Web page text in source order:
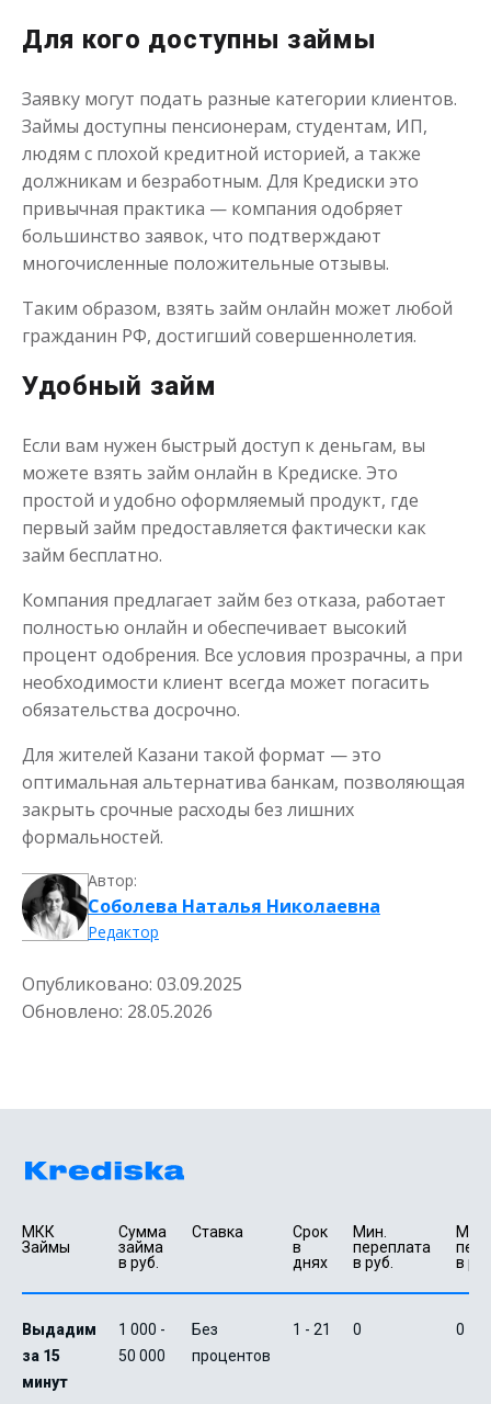
Для кого доступны займы
Заявку могут подать разные категории клиентов.
Займы доступны пенсионерам, студентам, ИП,
людям с плохой кредитной историей, а также
должникам и безработным. Для Кредиски это
привычная практика — компания одобряет
большинство заявок, что подтверждают
многочисленные положительные отзывы.
Таким образом, взять займ онлайн может любой
гражданин РФ, достигший совершеннолетия.
Удобный займ
Если вам нужен быстрый доступ к деньгам, вы
можете взять займ онлайн в Кредиске. Это
простой и удобно оформляемый продукт, где
первый займ предоставляется фактически как
займ бесплатно.
Компания предлагает займ без отказа, работает
полностью онлайн и обеспечивает высокий
процент одобрения. Все условия прозрачны, а при
необходимости клиент всегда может погасить
обязательства досрочно.
Для жителей Казани такой формат — это
оптимальная альтернатива банкам, позволяющая
закрыть срочные расходы без лишних
формальностей.
Автор:
Соболева Наталья Николаевна
Редактор
Опубликовано: 03.09.2025
Обновлено: 28.05.2026
МКК
Займы
Сумма
займа
в руб.
Ставка
Срок
в
днях
Мин.
переплата
в руб.
в
Выдадим
за 15
минут
1 000 -
50 000
Без
процентов
1 - 21 0 0